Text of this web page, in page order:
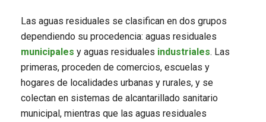
Las aguas residuales se clasifican en dos grupos
dependiendo su procedencia: aguas residuales
municipales y aguas residuales industriales. Las
primeras, proceden de comercios, escuelas y
hogares de localidades urbanas y rurales, y se
colectan en sistemas de alcantarillado sanitario
municipal, mientras que las aguas residuales